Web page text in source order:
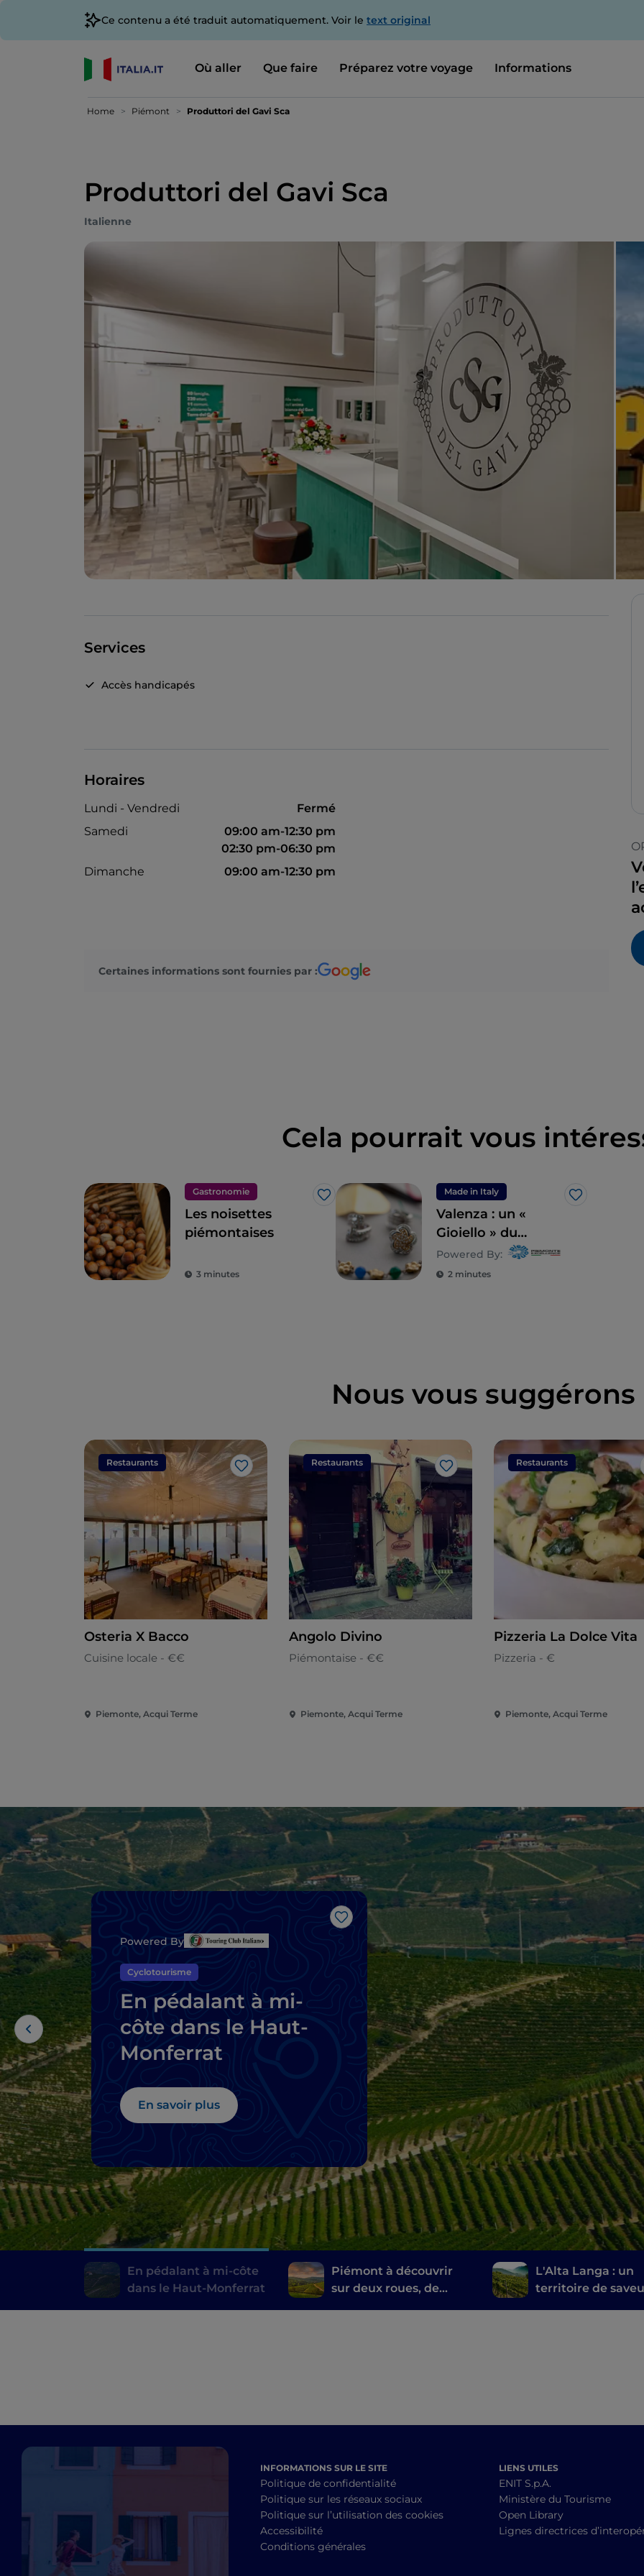
Ce contenu a été traduit automatiquement. Voir le text original
Où aller Que faire Préparez votre voyage Informations
Home Piémont Produttori del Gavi Sca
Produttori del Gavi Sca
Italienne
Services
Accès handicapés
Horaires
Lundi - Vendredi
Fermé
Samedi
09:00 am-12:30 pm
02:30 pm-06:30 pm
Dimanche
09:00 am-12:30 pm
Certaines informations sont fournies par :
Cela pourrait vous
Gastronomie
J’aime
Les noisettes
piémontaises
3 minutes
Made in Italy
J’aime
Valenza : un «
Gioiello » du
Monferrato
Powered By:
2 minutes
Nous vous suggérons
Restaurants
J’aime
Osteria X Bacco
Cuisine locale - €€
Piemonte, Acqui Terme
Restaurants
J’aime
Angolo Divino
Piémontaise - €€
Piemonte, Acqui Terme
Restaurants
Pizzeria La Dolce Vita
Pizzeria - €
Piemonte, Acqui Terme
J’aime
Powered By
Cyclotourisme
En pédalant à mi-
côte dans le Haut-
Monferrat
En savoir plus
En pédalant à mi-côte
dans le Haut-Monferrat
Piémont à découvrir
sur deux roues, de
L'Alta Langa : un
territoire de
INFORMATIONS SUR LE SITE
Politique de confidentialité
Politique sur les réseaux sociaux
Politique sur l’utilisation des cookies
Accessibilité
Conditions générales
LIENS UTILES
ENIT S.p.A.
Ministère du Tourisme
Open Library
Lignes directrices